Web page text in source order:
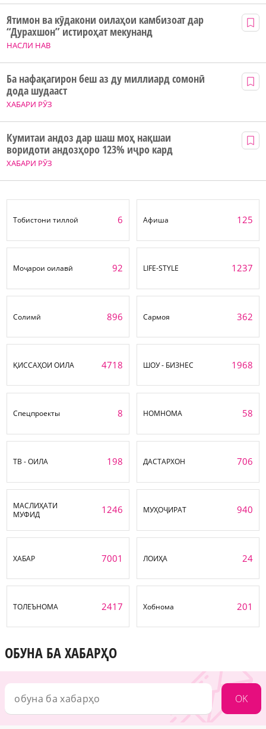
НАСЛИ НАВ
Ятимон ва кӯдакони оилаҳои камбизоат дар
“Дурахшон” истироҳат мекунанд
ХАБАРИ РӮЗ
Ба нафақагирон беш аз ду миллиард сомонӣ
дода шудааст
ХАБАРИ РӮЗ
Кумитаи андоз дар шаш моҳ нақшаи
воридоти андозҳоро 123% иҷро кард
Тобистони тиллоӣ 6 Афиша 125
Моҷарои оилавӣ 92 LIFE-STYLE 1237
Солимӣ 896 Сармоя 362
ҚИССАҲОИ ОИЛА 4718 ШОУ - БИЗНЕС 1968
Спецпроекты 8 НОМНОМА 58
ТВ - ОИЛА 198 ДАСТАРХОН 706
МАСЛИҲАТИ
МУФИД
1246 МУҲОҶИРАТ 940
ХАБАР 7001 ЛОИҲА 24
ТОЛЕЪНОМА 2417 Хобнома 201
ОБУНА БА ХАБАРҲО
OK